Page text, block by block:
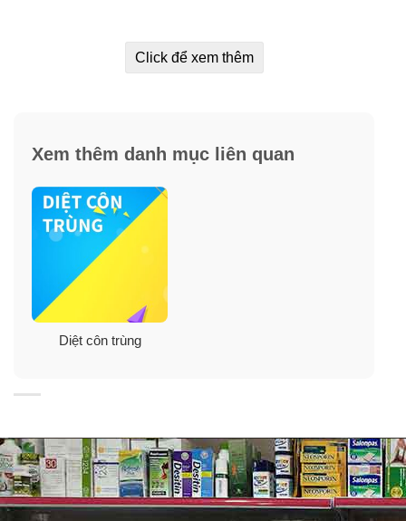
ngoài của quần áo; xịt vào áo, quần, tất và mũ, vì nó sẽ
không làm hỏng vải cotton, len hoặc nylon.
Click để xem thêm
Xem thêm danh mục liên quan
Diệt côn trùng